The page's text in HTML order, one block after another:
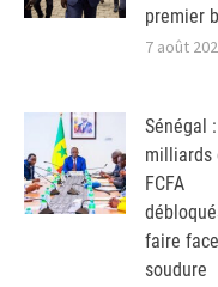
premier
7 août
Sénégal
milliards
FCFA
faire
soudure